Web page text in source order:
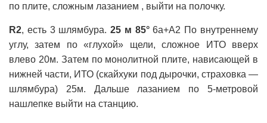
по плите, сложным лазанием , выйти на полочку.
R2, есть 3 шлямбура.25 м 85°6a+A2 По внутреннему
углу, затем по «глухой» щели, сложное ИТО вверх
влево 20м. Затем по монолитной плите, нависающей в
нижней части, ИТО (скайхуки под дырочки, страховка —
шлямбура) 25м. Дальше лазанием по 5-метровой
нашлепке выйти на станцию.